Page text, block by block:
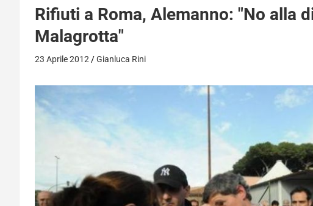
Rifiuti a Roma, Alemanno: "No alla
Malagrotta"
23 Aprile 2012 Gianluca Rini